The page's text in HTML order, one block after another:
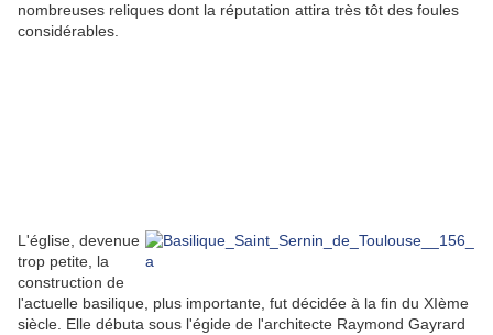
nombreuses reliques dont la réputation attira très tôt des foules
considérables.
L'église, devenue
trop petite, la
construction de
l'actuelle basilique, plus importante, fut décidée à la fin du XIème
siècle. Elle débuta sous l'égide de l'architecte Raymond Gayrard